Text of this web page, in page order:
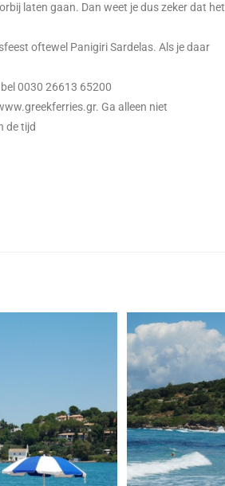
laten gaan. Dan weet je dus zeker dat het
oftewel Panigiri Sardelas. Als je daar
0030 26613 65200
Ga alleen niet
de tijd